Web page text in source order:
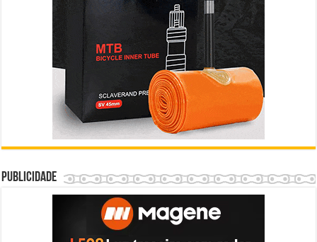
Publicidade